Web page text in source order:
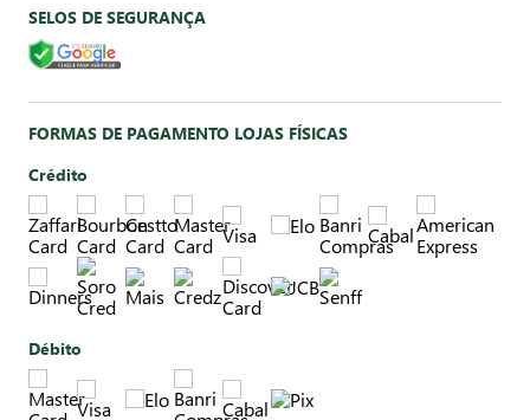
SELOS DE SEGURANÇA
FORMAS DE PAGAMENTO LOJAS FÍSICAS
Crédito
Débito